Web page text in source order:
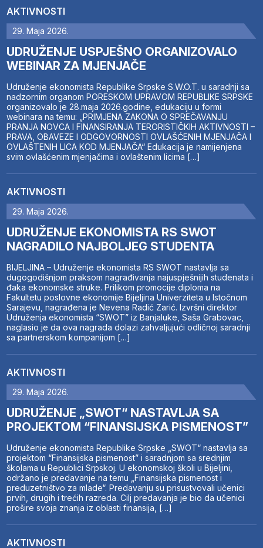
AKTIVNOSTI
29. Maja 2026.
UDRUŽENJE USPJEŠNO ORGANIZOVALO
WEBINAR ZA MJENJAČE
Udruženje ekonomista Republike Srpske S.W.O.T. u saradnji sa
nadzornim organom PORESKOM UPRAVOM REPUBLIKE SRPSKE
organizovalo je 28.maja 2026.godine, edukaciju u formi
webinara na temu: „PRIMJENA ZAKONA O SPREČAVANJU
PRANJA NOVCA I FINANSIRANJA TERORISTIČKIH AKTIVNOSTI –
PRAVA, OBAVEZE I ODGOVORNOSTI OVLAŠĆENIH MJENJAČA I
OVLAŠTENIH LICA KOD MJENJAČA“ Edukacija je namijenjena
svim ovlašćenim mjenjačima i ovlaštenim licima […]
AKTIVNOSTI
29. Maja 2026.
UDRUŽENJE EKONOMISTA RS SWOT
NAGRADILO NAJBOLJEG STUDENTA
BIJELJINA – Udruženje ekonomista RS SWOT nastavlja sa
dugogodišnjom praksom nagrađivanja najuspješnijih studenata i
đaka ekonomske struke. Prilikom promocije diploma na
Fakultetu poslovne ekonomije Bijeljina Univerziteta u Istočnom
Sarajevu, nagrađena je Nevena Radić Zarić. Izvršni direktor
Udruženja ekonomista “SWOT” iz Banjaluke, Saša Grabovac,
naglasio je da ova nagrada dolazi zahvaljujući odličnoj saradnji
sa partnerskom kompanijom […]
AKTIVNOSTI
29. Maja 2026.
UDRUŽENJE „SWOT“ NASTAVLJA SA
PROJEKTOM “FINANSIJSKA PISMENOST”
Udruženje ekonomista Republike Srpske „SWOT“ nastavlja sa
projektom “Finansijska pismenost” i saradnjom sa srednjim
školama u Republici Srpskoj. U ekonomskoj školi u Bijeljini,
održano je predavanje na temu „Finansijska pismenost i
preduzetništvo za mlade“. Predavanju su prisustvovali učenici
prvih, drugih i trećih razreda. Cilj predavanja je bio da učenici
prošire svoja znanja iz oblasti finansija, […]
AKTIVNOSTI